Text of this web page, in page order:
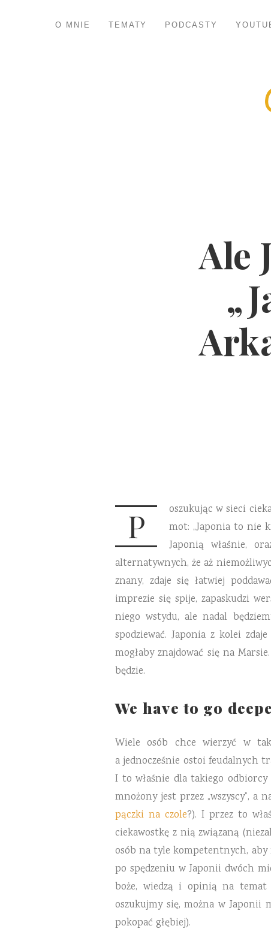
O MNIE TEMATY PODCASTY
Ale
P
oszukując w sieci
mot: „Japonia to nie
Japonią właśnie,
alternatywnych, że aż
znany, zdaje się łatwiej
imprezie się spije, zapaskudzi
niego wstydu, ale nadal
spodziewać. Japonia z kolei
mogłaby znajdować się na
będzie.
We have to go
Wiele osób chce wierzyć w
a jednocześnie ostoi feudalnych
I to właśnie dla takiego
mnożony jest przez „wszyscy”,
pączki na czole?). I przez to
ciekawostkę z nią związaną
osób na tyle kompetentnych, aby
po spędzeniu w Japonii dwóch
boże, wiedzą i opinią na
oszukujmy się, można w Japonii
pokopać głębiej).